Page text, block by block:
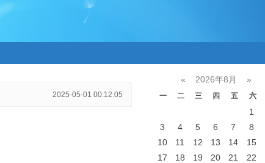
2025-05-01 00:12:05
« 2026年8月 »
一 二 三 四 五 六
1
3
4 5 6 7 8
10
11 12 13 14 15
17
18 19 20 21 22